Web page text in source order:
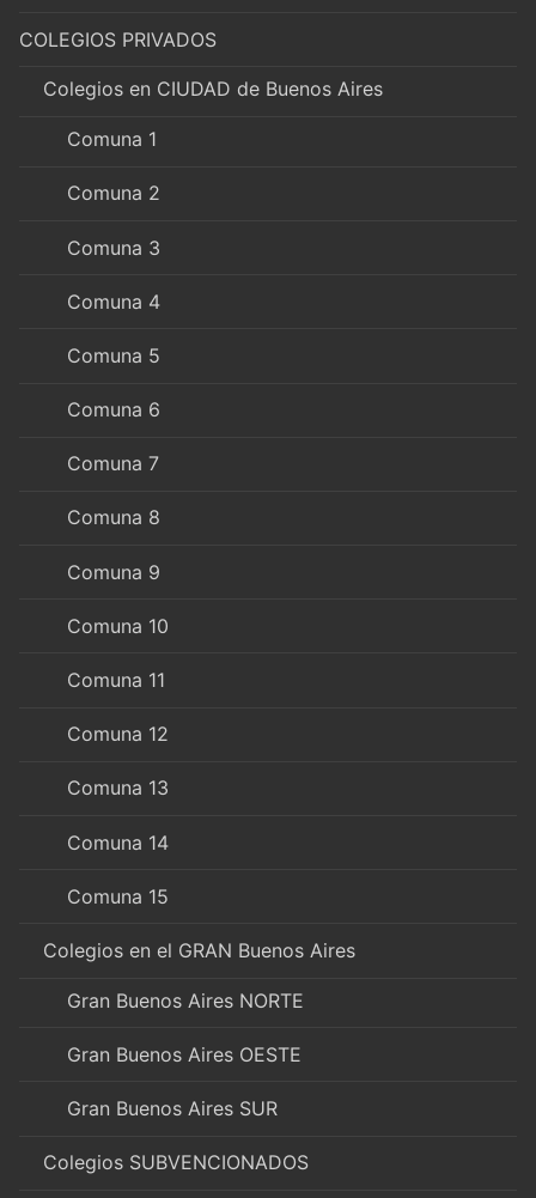
COLEGIOS PRIVADOS
Colegios en CIUDAD de Buenos Aires
Comuna 1
Comuna 2
Comuna 3
Comuna 4
Comuna 5
Comuna 6
Comuna 7
Comuna 8
Comuna 9
Comuna 10
Comuna 11
Comuna 12
Comuna 13
Comuna 14
Comuna 15
Colegios en el GRAN Buenos Aires
Gran Buenos Aires NORTE
Gran Buenos Aires OESTE
Gran Buenos Aires SUR
Colegios SUBVENCIONADOS